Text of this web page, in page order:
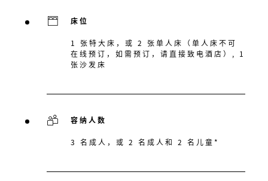
床位
1 张特大床，或 2 张单人床（单人床不可
在线预订，如需预订，请直接致电酒店）, 1
张沙发床
容纳人数
3 名成人，或 2 名成人和 2 名儿童*